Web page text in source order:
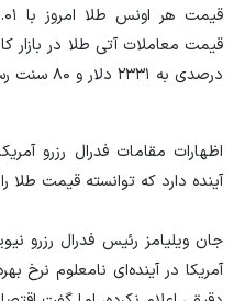
درصدی به ۲۳۳۱ دلار و ۸۰ سنت رسیده است.
اظهارات مقامات فدرال رزرو
آینده دارد که توانسته قیمت طلا
جان ویلیامز رئیس فدرال رزرو
آمریکا در آینده‌ای نامعلوم نرخ